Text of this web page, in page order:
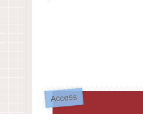
Access